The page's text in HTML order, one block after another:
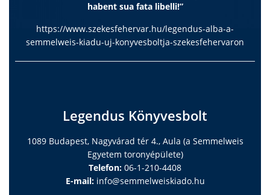
habent sua fata libelli!”
https://www.szekesfehervar.hu/legendus-alba-a-
semmelweis-kiadu-uj-konyvesboltja-szekesfehervaron
Legendus Könyvesbolt
1089 Budapest, Nagyvárad tér 4., Aula (a Semmelweis
Egyetem toronyépülete)
Telefon: 06-1-210-4408
E-mail: info@semmelweiskiado.hu